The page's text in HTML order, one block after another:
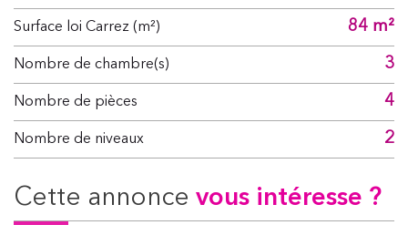
Surface loi Carrez (m²) 84 m²
Nombre de chambre(s) 3
Nombre de pièces 4
Nombre de niveaux 2
cette annonce vous intéresse ?